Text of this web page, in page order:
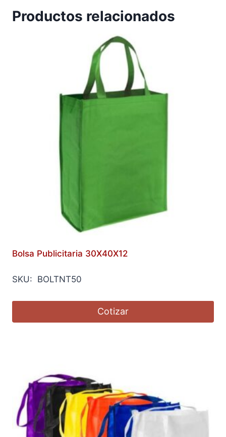
Productos relacionados
Bolsa Publicitaria 30X40X12
SKU: BOLTNT50
Cotizar